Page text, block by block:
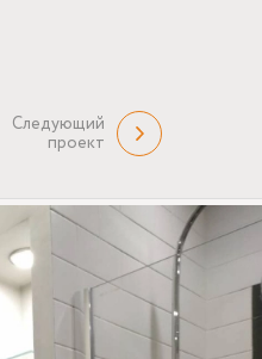
Следующий
проект